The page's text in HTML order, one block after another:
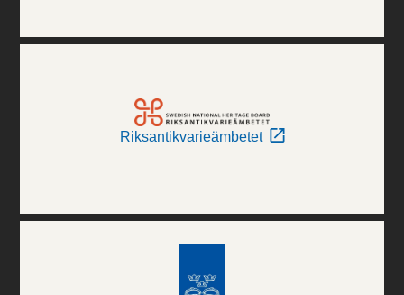
Riksantikvarieämbetet